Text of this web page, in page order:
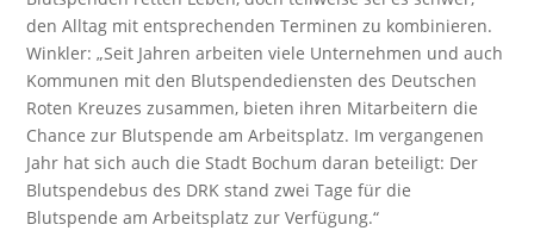
den Alltag mit entsprechenden Terminen zu kombinieren.
Winkler: „Seit Jahren arbeiten viele Unternehmen und auch
Kommunen mit den Blutspendediensten des Deutschen
Roten Kreuzes zusammen, bieten ihren Mitarbeitern die
Chance zur Blutspende am Arbeitsplatz. Im vergangenen
Jahr hat sich auch die Stadt Bochum daran beteiligt: Der
Blutspendebus des DRK stand zwei Tage für die
Blutspende am Arbeitsplatz zur Verfügung.“